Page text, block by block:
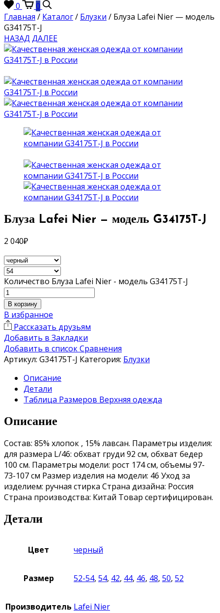
0
0
Главная / Каталог/ Блузки / Блуза Lafei Nier — модель
G34175T-J
НАЗАД ДАЛЕЕ
Блуза Lafei Nier — модель G34175T-J
2 040₽
Количество Блуза Lafei Nier - модель G34175T-J
В корзину
В избранное
Рассказать друзьям
Добавить в Закладки
Добавить в список Сравнения
Артикул: G34175T-J Категория: Блузки
Описание
Детали
Таблица Размеров Верхняя одежда
Описание
Состав: 85% хлопок , 15% лавсан. Параметры изделия:
для размера L/46: обхват груди 92 см, обхват бедер
100 см. Параметры модели: рост 174 см, объемы 97-
73-107 см Размер изделия на модели: 46 Уход за
изделием: ручная стирка Страна дизайна: Россия
Страна производства: Китай Товар сертифицирован.
Детали
Цвет черный
Размер 52-54, 54, 42, 44, 46, 48, 50, 52
Производитель Lafei Nier